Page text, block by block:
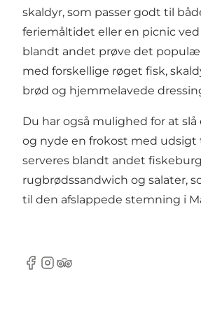
skaldyr, som passer godt til
feriemåltidet eller en picnic
blandt andet prøve det
med forskellige røget fisk,
brød og hjemmelavede
Du har også mulighed for at
og nyde en frokost med udsigt
serveres blandt andet
rugbrødssandwich og salater,
til den afslappede stemning i
Facebook
Instagram
Tripadvisor